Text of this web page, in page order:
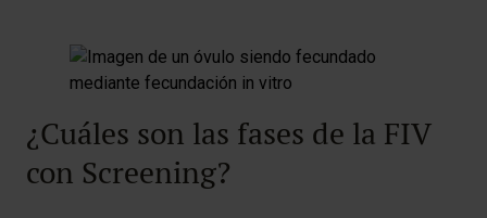
¿Cuáles son las fases de la FIV
con Screening?